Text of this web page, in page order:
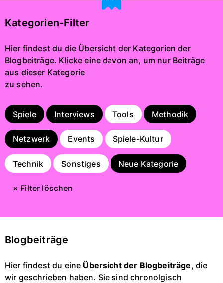
Kategorien-Filter
Hier findest du die Übersicht der Kategorien der
Blogbeiträge. Klicke eine davon an, um nur Beiträge
aus dieser Kategorie
zu sehen.
Spiele Interviews Tools Methodik
Netzwerk Events Spiele-Kultur
Technik Sonstiges Neue Kategorie
× Filter löschen
Blogbeiträge
Hier findest du eine Übersicht der Blogbeiträge, die
wir geschrieben haben. Sie sind chronolgisch